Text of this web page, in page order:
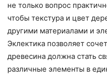
не только вопрос
чтобы текстура и цвет
другими материалами и
Эклектика позволяет
древесина должна стать
различные элементы в